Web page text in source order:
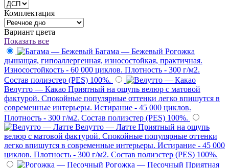
Комплектация
Вариант цвета
Показать все
Багама — Бежевый Рогожка
дышащая, гипоаллергенная, износостойкая, практичная.
Износостойкость - 60 000 циклов. Плотность - 300 г/м2.
Состав полиэстер (PES) 100%.
Велутто — Какао Приятный на ощупь велюр с матовой
фактурой. Спокойные популярные оттенки легко впишутся в
современные интерьеры. Истирание - 45 000 циклов.
Плотность - 300 г/м2. Состав полиэстер (PES) 100%.
Велутто — Латте Приятный на ощупь
велюр с матовой фактурой. Спокойные популярные оттенки
легко впишутся в современные интерьеры. Истирание - 45 000
циклов. Плотность - 300 г/м2. Состав полиэстер (PES) 100%.
Рогожка — Песочный Приятная